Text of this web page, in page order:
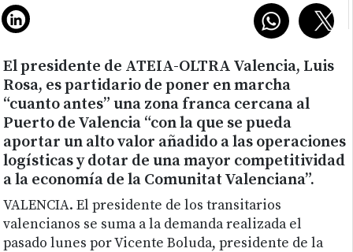
El presidente de ATEIA-OLTRA Valencia, Luis
Rosa, es partidario de poner en marcha
“cuanto antes” una zona franca cercana al
Puerto de Valencia “con la que se pueda
aportar un alto valor añadido a las operaciones
logísticas y dotar de una mayor competitividad
a la economía de la Comunitat Valenciana”.
VALENCIA. El presidente de los transitarios
valencianos se suma a la demanda realizada el
pasado lunes por Vicente Boluda, presidente de la